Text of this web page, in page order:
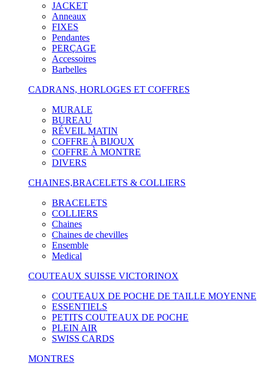
JACKET
Anneaux
FIXES
Pendantes
PERÇAGE
Accessoires
Barbelles
CADRANS, HORLOGES ET COFFRES
MURALE
BUREAU
RÉVEIL MATIN
COFFRE À BIJOUX
COFFRE À MONTRE
DIVERS
CHAINES,BRACELETS & COLLIERS
BRACELETS
COLLIERS
Chaines
Chaines de chevilles
Ensemble
Medical
COUTEAUX SUISSE VICTORINOX
COUTEAUX DE POCHE DE TAILLE MOYENNE
ESSENTIELS
PETITS COUTEAUX DE POCHE
PLEIN AIR
SWISS CARDS
MONTRES